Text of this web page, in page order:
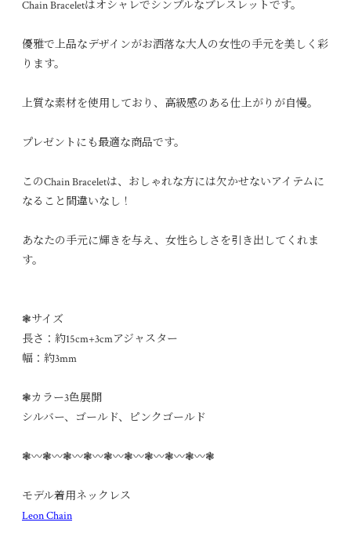
Chain Braceletはオシャレでシンプルなブレスレットです。
優雅で上品なデザインがお洒落な大人の女性の手元を美しく彩
ります。
上質な素材を使用しており、高級感のある仕上がりが自慢。
プレゼントにも最適な商品です。
このChain Braceletは、おしゃれな方には欠かせないアイテムに
なること間違いなし！
あなたの手元に輝きを与え、女性らしさを引き出してくれま
す。
❃サイズ
長さ：約15cm+3cmアジャスター
幅：約3mm
❃カラー3色展開
シルバー、ゴールド、ピンクゴールド
❃〰︎❃〰︎❃〰︎❃〰︎❃〰︎❃〰︎❃〰︎❃〰︎❃〰︎❃
モデル着用ネックレス
Leon Chain